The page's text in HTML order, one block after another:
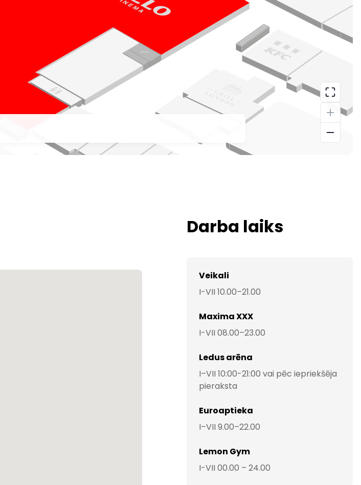
Darba laiks
Veikali
I-VII 10.00–21.00
Maxima XXX
I-VII 08.00–23.00
Ledus arēna
I–VII 10:00-21:00 vai pēc iepriekšēja
pieraksta
Euroaptieka
I–VII 9.00–22.00
Lemon Gym
I-VII 00.00 – 24.00